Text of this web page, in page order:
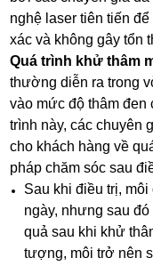
nghệ laser tiên tiến
xác và không gây tổn
Quá trình khử thâm
thường diễn ra trong
vào mức độ thâm
trình này, các chuyên
cho khách hàng về
pháp chăm sóc sau
Sau khi điều trị,
ngày, nhưng sau
quả sau khi khử
tượng, môi trở nên